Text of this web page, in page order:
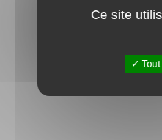
Ce site